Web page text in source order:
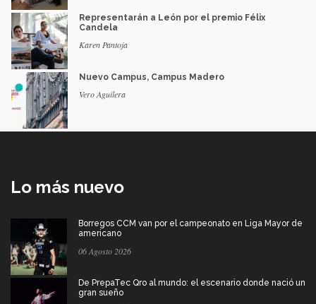
Representarán a León por el premio Félix
Candela
Karen Pantoja
Nuevo Campus, Campus Madero
Vero Aguilera
Lo más nuevo
Borregos CCM van por el campeonato en Liga Mayor de
americano
06 Agosto 2026
De PrepaTec Qro al mundo: el escenario donde nació un
gran sueño